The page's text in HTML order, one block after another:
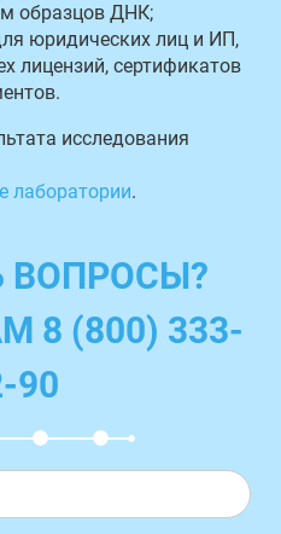
образцов ДНК;
юридических лиц и ИП,
лицензий, сертификатов
исследования
лаборатории.
ВОПРОСЫ?
8 (800) 333-
90